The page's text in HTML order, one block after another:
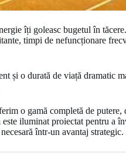
îți goleasc bugetul în
timpi de nefuncționare
și o durată de viață dramatic
o gamă completă de putere,
iluminat proiectat pentru a
într-un avantaj strategic.